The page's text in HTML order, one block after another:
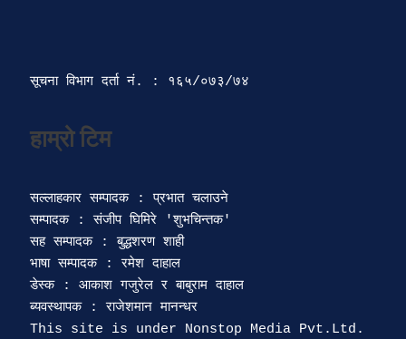
सूचना विभाग दर्ता‍ नं. : १६५/०७३/७४
हाम्रो टिम
सल्लाहकार सम्पादक : प्रभात चलाउने
सम्पादक : संजीप घिमिरे 'शुभचिन्तक'
सह सम्पादक : बुद्धशरण शाही
भाषा सम्पादक : रमेश दाहाल
डेस्क : आकाश गजुरेल र बाबुराम दाहाल
ब्यवस्थापक : राजेशमान मानन्धर